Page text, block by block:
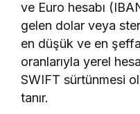
ve Euro hesabı
gelen dolar veya
en düşük ve en
oranlarıyla yerel
SWIFT sürtünmesi
tanır.